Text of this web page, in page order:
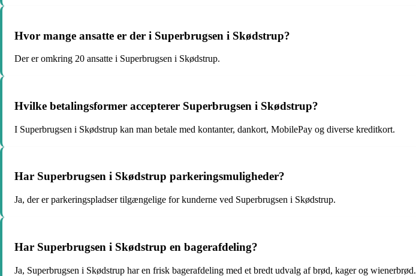
Hvor mange ansatte er der i Superbrugsen i Skødstrup?
Der er omkring 20 ansatte i Superbrugsen i Skødstrup.
Hvilke betalingsformer accepterer Superbrugsen i Skødstrup?
I Superbrugsen i Skødstrup kan man betale med kontanter, dankort, MobilePay og diverse kreditkort.
Har Superbrugsen i Skødstrup parkeringsmuligheder?
Ja, der er parkeringspladser tilgængelige for kunderne ved Superbrugsen i Skødstrup.
Har Superbrugsen i Skødstrup en bagerafdeling?
Ja, Superbrugsen i Skødstrup har en frisk bagerafdeling med et bredt udvalg af brød, kager og wienerbrød.